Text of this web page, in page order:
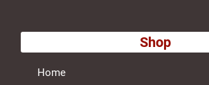
Shop
Home